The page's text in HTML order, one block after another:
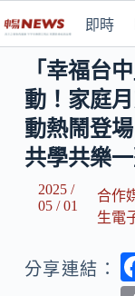
即時
「幸福台
動！家庭
動熱鬧登
共學共樂一
2025 /
05 / 01
合作
生電
分享連結：